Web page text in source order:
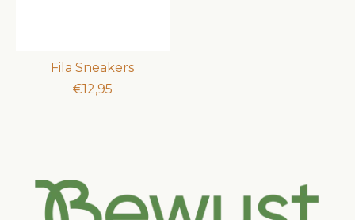
Fila Sneakers
€12,95